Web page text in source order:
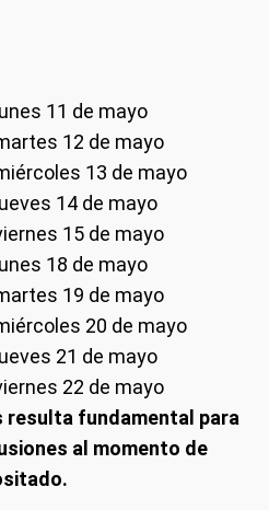
lunes 11 de mayo
12 de mayo
13 de mayo
14 de mayo
15 de mayo
lunes 18 de mayo
19 de mayo
20 de mayo
21 de mayo
22 de mayo
resulta fundamental para
al momento de